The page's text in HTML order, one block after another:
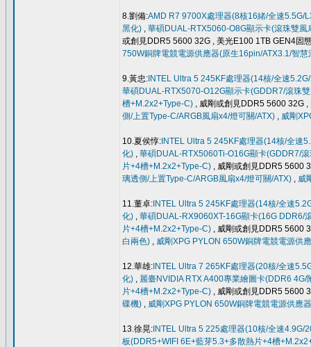
8.劉備:AMD R7 9700X處理器(8核16緒/全速5.5G/
黑化) , 華碩DUAL-RTX5060-O8G顯示卡(滾珠雙風
或創見DDR5 5600 32G , 美光E100 1TB GEN4固
750W銅牌電競電源供應器(原生16pin/ATX3.1/智
9.黃忠: INTEL Ultra 5 245KF處理器(14核/全速
華碩DUAL-RTX5070-O12G顯示卡(GDDR7/滾珠
槽+M.2x2+Type-C) , 威剛或創見DDR5 5600 32G
側/上置Type-C/ARGB風扇x4/燈可關/ATX) , 威剛
10.夏侯惇: INTEL Ultra 5 245KF處理器(14核/全速
化) , 華碩DUAL-RTX5060Ti-O16G顯卡(GDDR7/
片+4槽+M.2x2+Type-C) , 威剛或創見DDR5 5600
璃透側/上置Type-C/ARGB風扇x4/燈可關/ATX) , 威
11.董卓: INTEL Ultra 5 245KF處理器(14核/全速
化) , 華碩DUAL-RX9060XT-16G顯卡(16G DDR6/
片+4槽+M.2x2+Type-C) , 威剛或創見DDR5 5600
白兩色) , 威剛XPG PYLON 650W銅牌電競電源供
12.華雄: INTEL Ultra 7 265KF處理器(20核/全速
化) , 麗臺NVIDIA RTX A400專業繪圖卡(DDR6 4G/
片+4槽+M.2x2+Type-C) , 威剛或創見DDR5 5600
碟機) , 威剛XPG PYLON 650W銅牌電競電源供應
13.徐晃: INTEL Ultra 5 225處理器(10核/全速4.9G/
板(DDR5+WIFI 6E+藍芽5.3+多散熱片+4槽